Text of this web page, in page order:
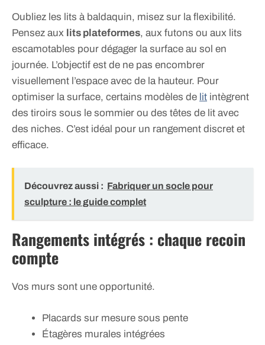
Oubliez les lits à baldaquin, misez sur la flexibilité.
Pensez aux lits plateformes, aux futons ou aux lits
escamotables pour dégager la surface au sol en
journée. L’objectif est de ne pas encombrer
visuellement l’espace avec de la hauteur. Pour
optimiser la surface, certains modèles de lit intègrent
des tiroirs sous le sommier ou des têtes de lit avec
des niches. C’est idéal pour un rangement discret et
efficace.
Découvrez aussi : Fabriquer un socle pour
sculpture : le guide complet
Rangements intégrés : chaque recoin
compte
Vos murs sont une opportunité.
Placards sur mesure sous pente
Étagères murales intégrées